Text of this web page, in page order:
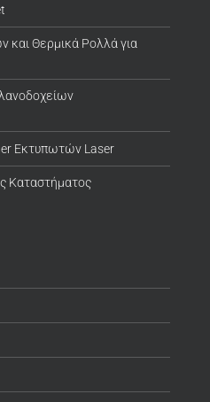
και Θερμικά Ρολλά για
Εκτυπωτών Laser
Καταστήματος